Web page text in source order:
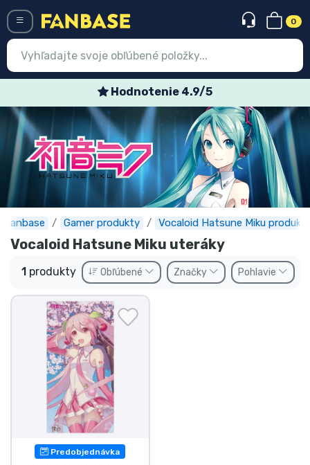
0
Hodnotenie 4.9/5
Fanbase Gamer produkty Vocaloid Hatsune Miku produkty
Vocaloid Hatsune Miku uteráky
1 produkty Obľúbené Značky Pohlavie
Predobjednávka
Prihlásiť sa Registrácia
Najnovšie
Akcie
Expresná preprava
Predobjednávky
Outlet produkty
Preprava a platba
Zoradiť podľa série
Zoradiť podľa filmov
Zoradiť podľa karikatúry